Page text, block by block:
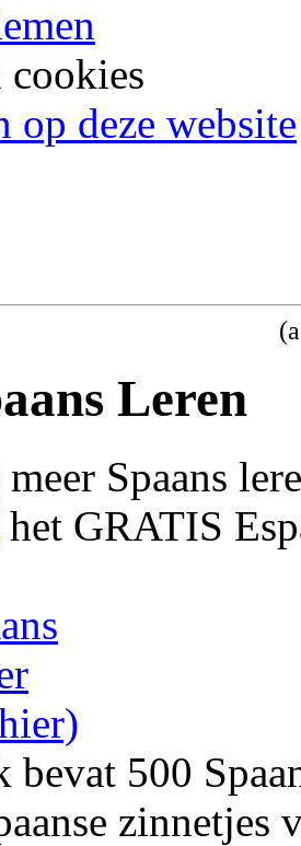
cookies
op deze website
Leren
Spaans
het GRATIS
bevat 500
zinnetjes